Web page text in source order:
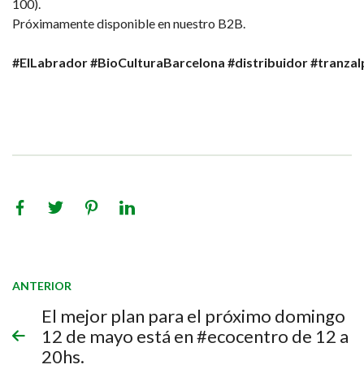
100).
Próximamente disponible en nuestro B2B.
#ElLabrador#BioCulturaBarcelona #distribuidor
ANTERIOR
El mejor plan para el próximo domingo
12 de mayo está en #ecocentro de 12 a
20hs.